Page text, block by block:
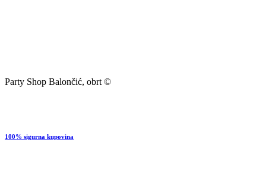
Party Shop Balončić, obrt ©
100% sigurna kupovina